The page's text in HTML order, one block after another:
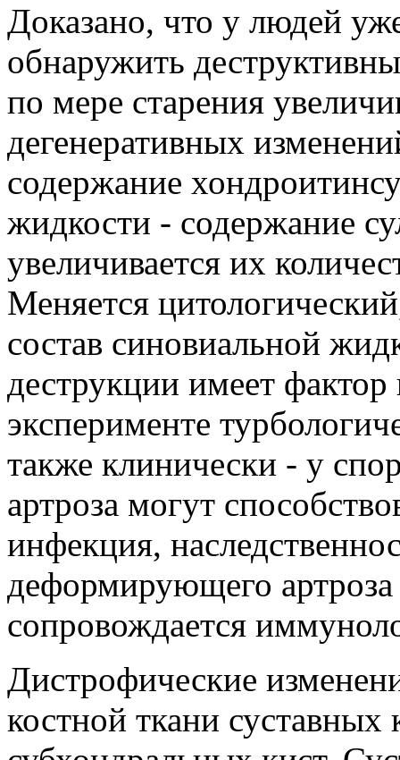
Доказано, что у людей
обнаружить
по мере старения
дегенеративных
содержание
жидкости - содержание
увеличивается их
Меняется
состав синовиальной
деструкции имеет
эксперименте
также клинически - у
артроза могут
инфекция,
деформирующего
сопровождается
Дистрофические
костной ткани суставных